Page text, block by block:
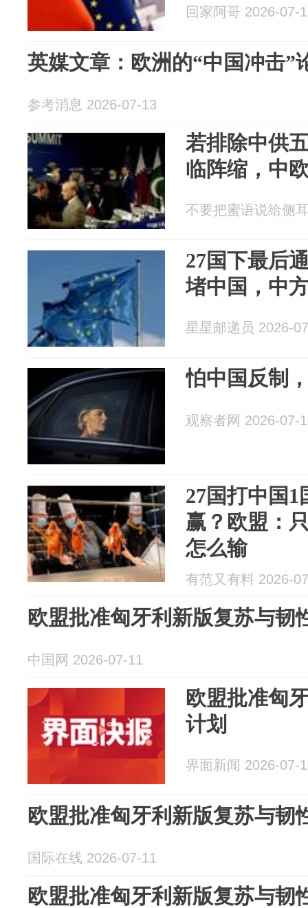
回家阿哥 2026-07-
英媒文章：欧洲的“中国冲击”
参考消息 2026-07-13
若排除中供
临阵缩，中
不要把蜜语说给侧
27国下最后
堵中国，中
星星邮递员 2026-
怕中国反制
观察者网 2026-07-
27国打中国
赢？欧盟：
怎么输
有范又有料 2026-
欧盟批准匈牙利新版复苏与韧
中国网 2026-07-11
欧盟批准匈
计划
界面新闻 2026-07-
欧盟批准匈牙利新版复苏与韧
国际在线 2026-07-11
欧盟批准匈牙利新版复苏与韧